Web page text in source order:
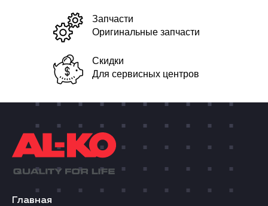
Запчасти
Оригинальные запчасти
Скидки
Для сервисных центров
Главная